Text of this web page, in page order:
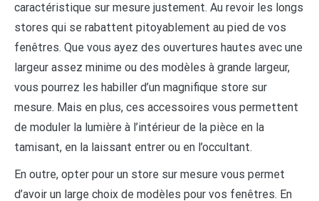
caractéristique sur mesure justement. Au revoir les longs
stores qui se rabattent pitoyablement au pied de vos
fenêtres. Que vous ayez des ouvertures hautes avec une
largeur assez minime ou des modèles à grande largeur,
vous pourrez les habiller d’un magnifique store sur
mesure. Mais en plus, ces accessoires vous permettent
de moduler la lumière à l’intérieur de la pièce en la
tamisant, en la laissant entrer ou en l’occultant.
En outre, opter pour un store sur mesure vous permet
d’avoir un large choix de modèles pour vos fenêtres. En